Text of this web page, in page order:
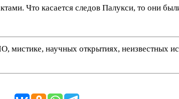
Что касается следов Палукси, то они
мистике, научных открытиях, неизвестных